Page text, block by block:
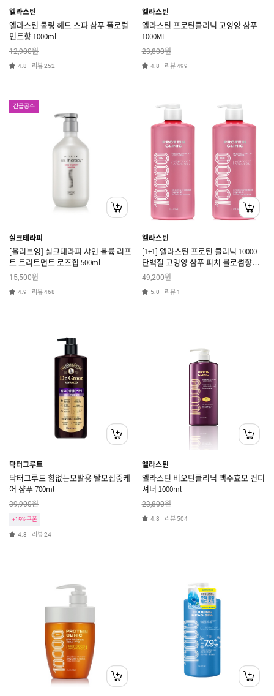
엘라스틴
엘라스틴 쿨링 헤드 스파 샴푸 플로럴
민트향 1000ml
12,900원
4.8 리뷰252
엘라스틴
엘라스틴 프로틴클리닉 고영양 샴푸
1000ML
23,800원
4.8 리뷰499
긴급공수
실크테라피
[올리브영] 실크테라피 샤인 볼륨 리프
트 트리트먼트 로즈힙 500ml
15,500원
4.9 리뷰468
엘라스틴
[1+1] 엘라스틴 프로틴 클리닉 10000
단백질 고영양 샴푸 피치 블로썸향
1.5L
49,200원
5.0 리뷰 1
닥터그루트
닥터그루트 힘없는모발용 탈모집중케
어 샴푸 700ml
39,900원
+15%쿠폰
4.8 리뷰24
엘라스틴
엘라스틴 비오틴클리닉 맥주효모 컨디
셔너 1000ml
23,800원
4.8 리뷰 504